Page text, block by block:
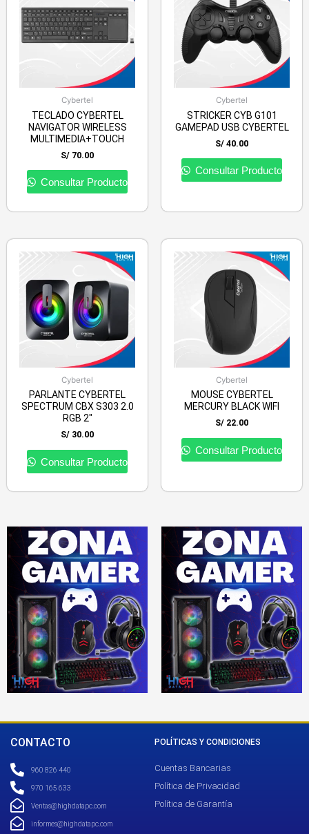
Cybertel
TECLADO CYBERTEL
NAVIGATOR WIRELESS
MULTIMEDIA+TOUCH
S/ 70.00
Consultar Producto
Cybertel
STRICKER CYB G101
GAMEPAD USB CYBERTEL
S/ 40.00
Consultar Producto
Cybertel
PARLANTE CYBERTEL
SPECTRUM CBX S303 2.0
RGB 2″
S/ 30.00
Consultar Producto
Cybertel
MOUSE CYBERTEL
MERCURY BLACK WIFI
S/ 22.00
Consultar Producto
CONTACTO
960 826 440
970 165 633
Ventas@highdatapc.com
informes@highdatapc.com
POLÍTICAS Y CONDICIONES
Cuentas Bancarias
Política de Privacidad
Política de Garantía